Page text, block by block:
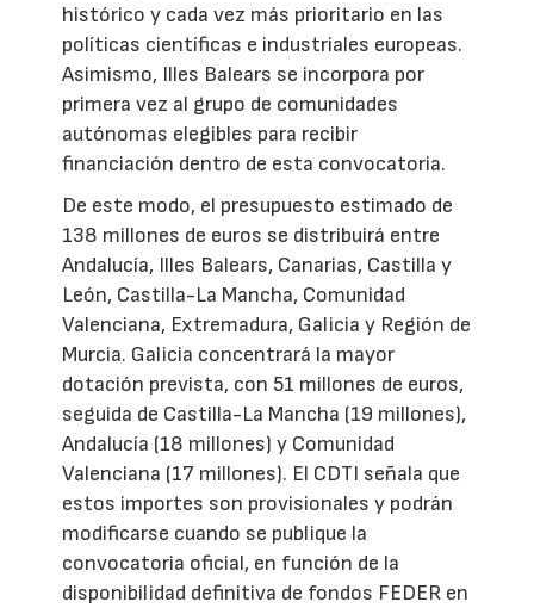
histórico y cada vez más prioritario en las
políticas científicas e industriales europeas.
Asimismo, Illes Balears se incorpora por
primera vez al grupo de comunidades
autónomas elegibles para recibir
financiación dentro de esta convocatoria.
De este modo, el presupuesto estimado de
138 millones de euros se distribuirá entre
Andalucía, Illes Balears, Canarias, Castilla y
León, Castilla-La Mancha, Comunidad
Valenciana, Extremadura, Galicia y Región de
Murcia. Galicia concentrará la mayor
dotación prevista, con 51 millones de euros,
seguida de Castilla-La Mancha (19 millones),
Andalucía (18 millones) y Comunidad
Valenciana (17 millones). El CDTI señala que
estos importes son provisionales y podrán
modificarse cuando se publique la
convocatoria oficial, en función de la
disponibilidad definitiva de fondos FEDER en